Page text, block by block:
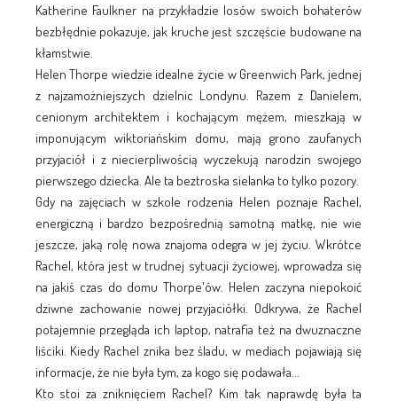
Katherine Faulkner na przykładzie losów swoich bohaterów
bezbłędnie pokazuje, jak kruche jest szczęście budowane na
kłamstwie.
Helen Thorpe wiedzie idealne życie w Greenwich Park, jednej
z najzamożniejszych dzielnic Londynu. Razem z Danielem,
cenionym architektem i kochającym mężem, mieszkają w
imponującym wiktoriańskim domu, mają grono zaufanych
przyjaciół i z niecierpliwością wyczekują narodzin swojego
pierwszego dziecka. Ale ta beztroska sielanka to tylko pozory.
Gdy na zajęciach w szkole rodzenia Helen poznaje Rachel,
energiczną i bardzo bezpośrednią samotną matkę, nie wie
jeszcze, jaką rolę nowa znajoma odegra w jej życiu. Wkrótce
Rachel, która jest w trudnej sytuacji życiowej, wprowadza się
na jakiś czas do domu Thorpe'ów. Helen zaczyna niepokoić
dziwne zachowanie nowej przyjaciółki. Odkrywa, że Rachel
potajemnie przegląda ich laptop, natrafia też na dwuznaczne
liściki. Kiedy Rachel znika bez śladu, w mediach pojawiają się
informacje, że nie była tym, za kogo się podawała...
Kto stoi za zniknięciem Rachel? Kim tak naprawdę była ta